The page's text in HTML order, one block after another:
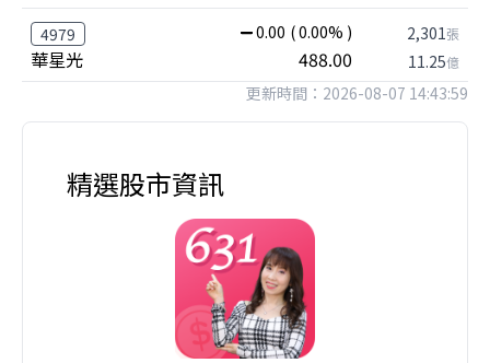
4979 0.00 ( 0.00% )
華星光 488.00
2,301張
11.25億
更新時間：2026-08-07 14:43:59
精選股市資訊